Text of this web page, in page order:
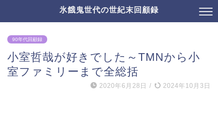
氷餓鬼世代の世紀末回顧録
90年代回顧録
小室哲哉が好きでした～TMNから小
室ファミリーまで全総括
2020年6月28日 / 2024年10月3日